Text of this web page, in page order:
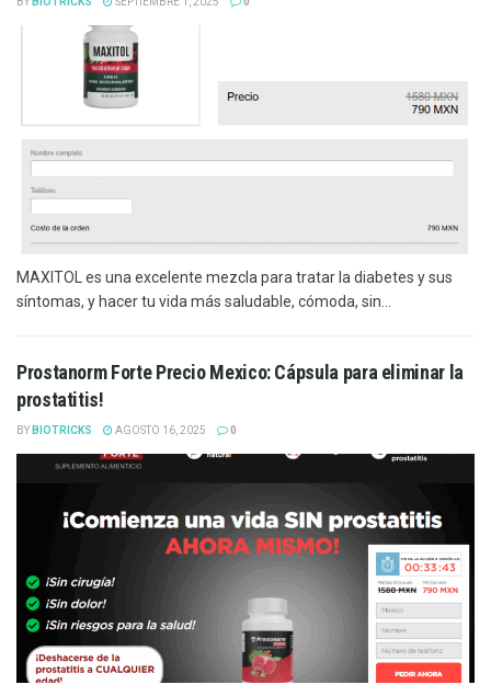
MAXITOL es una excelente mezcla para tratar la diabetes y sus
síntomas, y hacer tu vida más saludable, cómoda, sin...
Prostanorm Forte Precio Mexico: Cápsula para eliminar la
prostatitis!
BY BIOTRICKS AGOSTO 16, 2025 0